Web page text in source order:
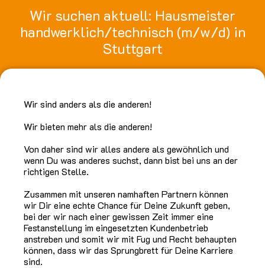
Wir suchen aktuell: Hausmeister
handwerklich/technisch (m/w/d) in
Stuttgart
Wir sind anders als die anderen!
Wir bieten mehr als die anderen!
Von daher sind wir alles andere als gewöhnlich und
wenn Du was anderes suchst, dann bist bei uns an der
richtigen Stelle.
Zusammen mit unseren namhaften Partnern können
wir Dir eine echte Chance für Deine Zukunft geben,
bei der wir nach einer gewissen Zeit immer eine
Festanstellung im eingesetzten Kundenbetrieb
anstreben und somit wir mit Fug und Recht behaupten
können, dass wir das Sprungbrett für Deine Karriere
sind.